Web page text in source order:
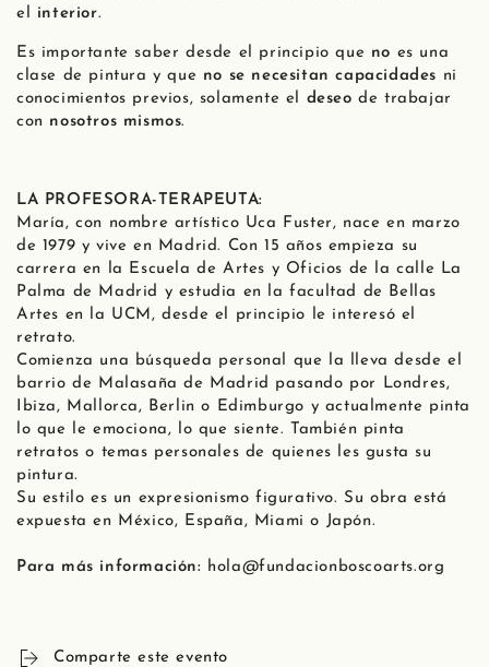
el interior.
Es importante saber desde el principio que no es una
clase de pintura y que no se necesitan capacidades ni
conocimientos previos, solamente el deseo de trabajar
con nosotros mismos.
LA PROFESORA-TERAPEUTA:
María, con nombre artístico Uca Fuster, nace en marzo
de 1979 y vive en Madrid. Con 15 años empieza su
carrera en la Escuela de Artes y Oficios de la calle La
Palma de Madrid y estudia en la facultad de Bellas
Artes en la UCM, desde el principio le interesó el
retrato.
Comienza una búsqueda personal que la lleva desde el
barrio de Malasaña de Madrid pasando por Londres,
Ibiza, Mallorca, Berlin o Edimburgo y actualmente pinta
lo que le emociona, lo que siente. También pinta
retratos o temas personales de quienes les gusta su
pintura.
Su estilo es un expresionismo figurativo. Su obra está
expuesta en México, España, Miami o Japón.
Para más información: hola@fundacionboscoarts.org
Comparte este evento